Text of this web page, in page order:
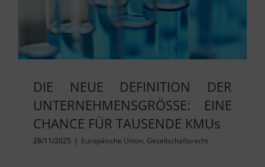
DIE NEUE DEFINITION DER
UNTERNEHMENSGRÖSSE: EINE
CHANCE FÜR TAUSENDE KMUs
28/11/2025 | Europäische Union, Gesellschaftsrecht